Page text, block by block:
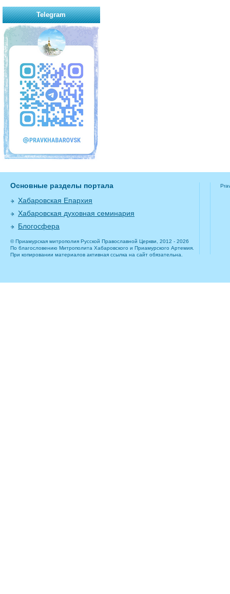
Telegram
Основные разделы портала
Хабаровская Епархия
Хабаровская духовная семинария
Блогосфера
© Приамурская митрополия Русской Православной Церкви, 2012 - 2026
По благословению Митрополита Хабаровского и Приамурского Артемия.
При копировании материалов активная ссылка на сайт обязательна.